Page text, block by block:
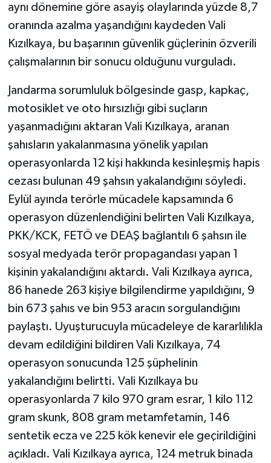
aynı dönemine göre asayiş olaylarında yüzde 8,7
oranında azalma yaşandığını kaydeden Vali
Kızılkaya, bu başarının güvenlik güçlerinin özverili
çalışmalarının bir sonucu olduğunu vurguladı.
Jandarma sorumluluk bölgesinde gasp, kapkaç,
motosiklet ve oto hırsızlığı gibi suçların
yaşanmadığını aktaran Vali Kızılkaya, aranan
şahısların yakalanmasına yönelik yapılan
operasyonlarda 12 kişi hakkında kesinleşmiş hapis
cezası bulunan 49 şahsın yakalandığını söyledi.
Eylül ayında terörle mücadele kapsamında 6
operasyon düzenlendiğini belirten Vali Kızılkaya,
PKK/KCK, FETÖ ve DEAŞ bağlantılı 6 şahsın ile
sosyal medyada terör propagandası yapan 1
kişinin yakalandığını aktardı. Vali Kızılkaya ayrıca,
86 hanede 263 kişiye bilgilendirme yapıldığını, 9
bin 673 şahıs ve bin 953 aracın sorgulandığını
paylaştı. Uyuşturucuyla mücadeleye de kararlılıkla
devam edildiğini bildiren Vali Kızılkaya, 74
operasyon sonucunda 125 şüphelinin
yakalandığını belirtti. Vali Kızılkaya bu
operasyonlarda 7 kilo 970 gram esrar, 1 kilo 112
gram skunk, 808 gram metamfetamin, 146
sentetik ecza ve 225 kök kenevir ele geçirildiğini
açıkladı. Vali Kızılkaya ayrıca, 124 metruk binada